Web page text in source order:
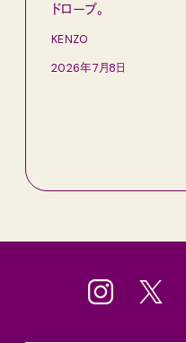
ドローブ。
KENZO
2026年7月8日